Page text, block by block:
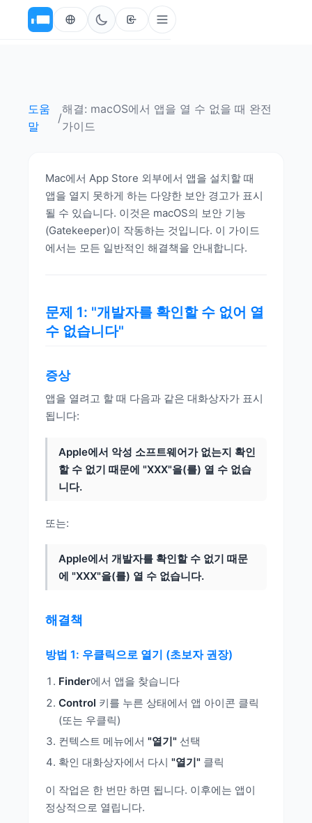
도움
말
/
해결: macOS에서 앱을 열 수 없을 때 완전
가이드
Mac에서 App Store 외부에서 앱을 설치할 때
앱을 열지 못하게 하는 다양한 보안 경고가 표시
될 수 있습니다. 이것은 macOS의 보안 기능
(Gatekeeper)이 작동하는 것입니다. 이 가이드
에서는 모든 일반적인 해결책을 안내합니다.
문제 1: "개발자를 확인할 수 없어 열
수 없습니다"
증상
앱을 열려고 할 때 다음과 같은 대화상자가 표시
됩니다:
Apple에서 악성 소프트웨어가 없는지 확인
할 수 없기 때문에 "XXX"을(를) 열 수 없습
니다.
또는:
Apple에서 개발자를 확인할 수 없기 때문
에 "XXX"을(를) 열 수 없습니다.
해결책
방법 1: 우클릭으로 열기 (초보자 권장)
Finder에서 앱을 찾습니다
Control 키를 누른 상태에서 앱 아이콘 클릭
(또는 우클릭)
컨텍스트 메뉴에서 "열기" 선택
확인 대화상자에서 다시 "열기" 클릭
이 작업은 한 번만 하면 됩니다. 이후에는 앱이
정상적으로 열립니다.